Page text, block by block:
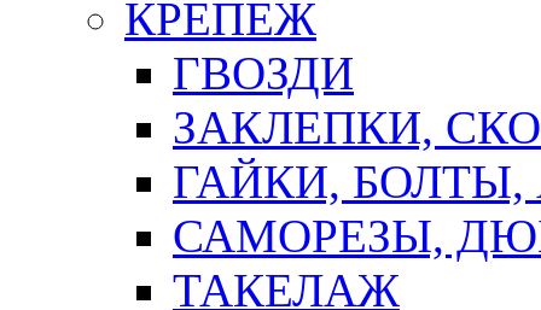
КРЕПЕЖ
ГВОЗДИ
ЗАКЛЕПКИ,
ГАЙКИ,
САМОРЕЗЫ,
ТАКЕЛАЖ